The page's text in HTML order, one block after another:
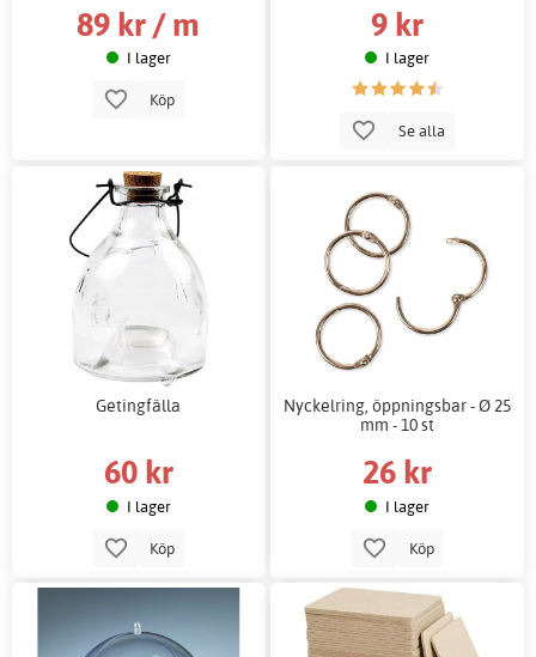
89 kr / m
I lager
Köp
9 kr
I lager
Se alla
Getingfälla
60 kr
I lager
Köp
Nyckelring, öppningsbar - Ø 25
mm - 10 st
26 kr
I lager
Köp